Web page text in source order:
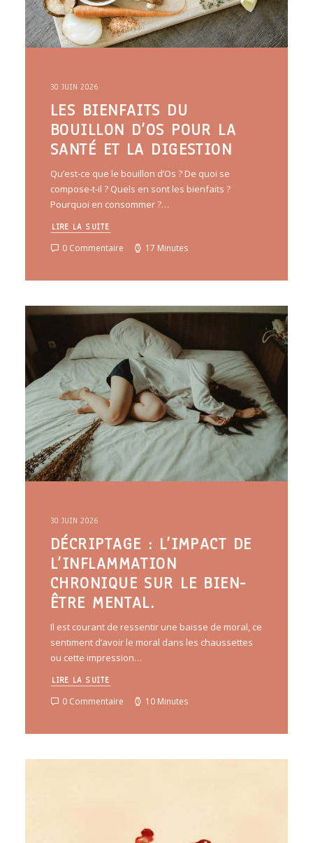
30 JUIN 2026
LES BIENFAITS DU
BOUILLON D’OS POUR LA
SANTÉ ET LA DIGESTION
Qu’est-ce que le bouillon d’Os ? De quoi se
compose-t-il ? Quels en sont les bienfaits ?
Pourquoi en consommer ?…
LIRE LA SUITE
0 Commentaire 17 Minutes
30 JUIN 2026
DÉCRIPTAGE : L’IMPACT DE
L’INFLAMMATION
CHRONIQUE SUR LE BIEN-
ÊTRE MENTAL.
Il est courant de ressentir une baisse de moral, ce
sentiment d’avoir le moral dans les chaussettes
ou cette impression…
LIRE LA SUITE
0 Commentaire 10 Minutes